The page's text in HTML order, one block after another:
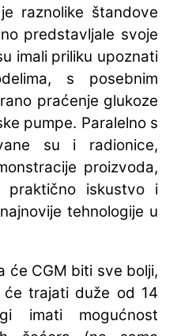
raznolike štandove
predstavljale svoje
imali priliku upoznati
s posebnim
praćenje glukoze
pumpe. Paralelno s
su i radionice,
proizvoda,
praktično iskustvo i
tehnologije u
će CGM biti sve bolji,
će trajati duže od 14
imati mogućnost